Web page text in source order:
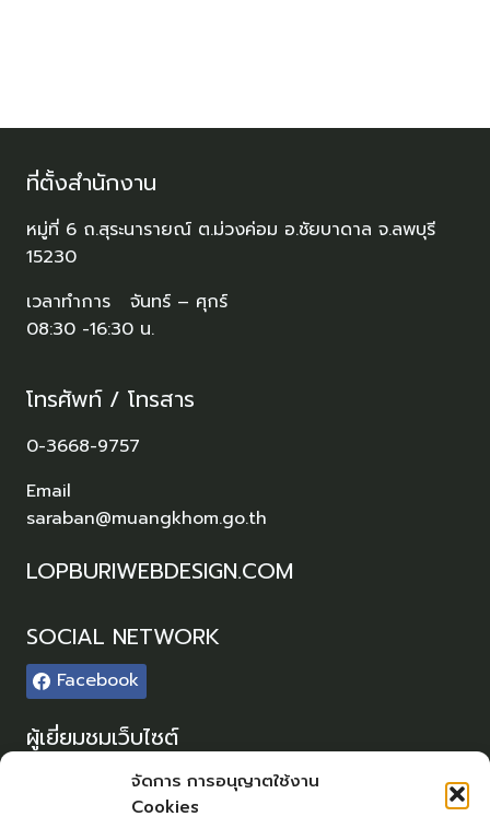
จัดการ การอนุญาตใช้งาน
Cookies
ที่ตั้งสำนักงาน
หมู่ที่ 6 ถ.สุระนารายณ์ ต.ม่วงค่อม อ.ชัยบาดาล จ.ลพบุรี
15230
เวลาทำการ จันทร์ – ศุกร์
08:30 -16:30 น.
โทรศัพท์ / โทรสาร
0-3668-9757
Email
saraban@muangkhom.go.th
LOPBURIWEBDESIGN.COM
SOCIAL NETWORK
Facebook
ผู้เยี่ยมชมเว็บไซต์
0